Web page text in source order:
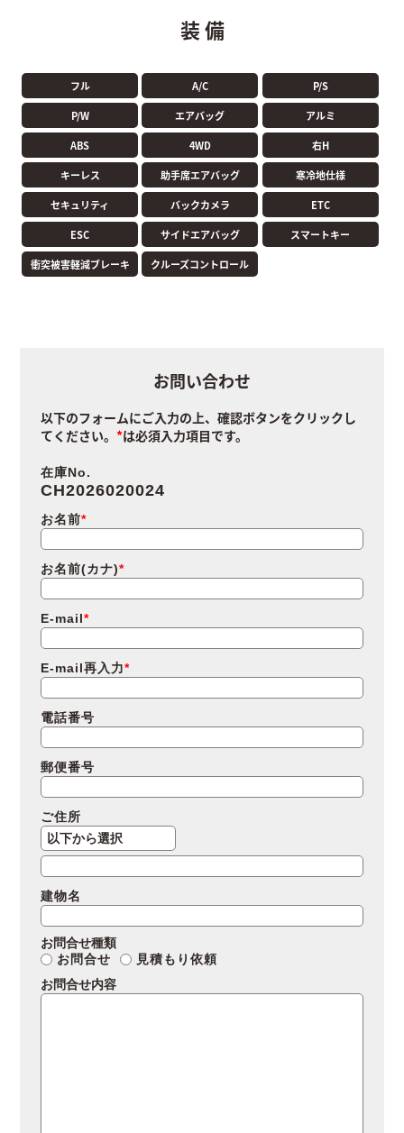
装 備
フル A/C P/S
P/W エアバッグ アルミ
ABS 4WD 右H
キーレス 助手席エアバッグ 寒冷地仕様
セキュリティ バックカメラ ETC
ESC サイドエアバッグ スマートキー
衝突被害軽減ブレーキ クルーズコントロール
お問い合わせ
以下のフォームにご入力の上、確認ボタンをクリックし
てください。
は必須入力項目です。
在庫No.
CH2026020024
お名前
お名前(カナ)
E-mail
E-mail再入力
電話番号
郵便番号
ご住所
建物名
お問合せ種類
お問合せ
見積もり依頼
お問合せ内容